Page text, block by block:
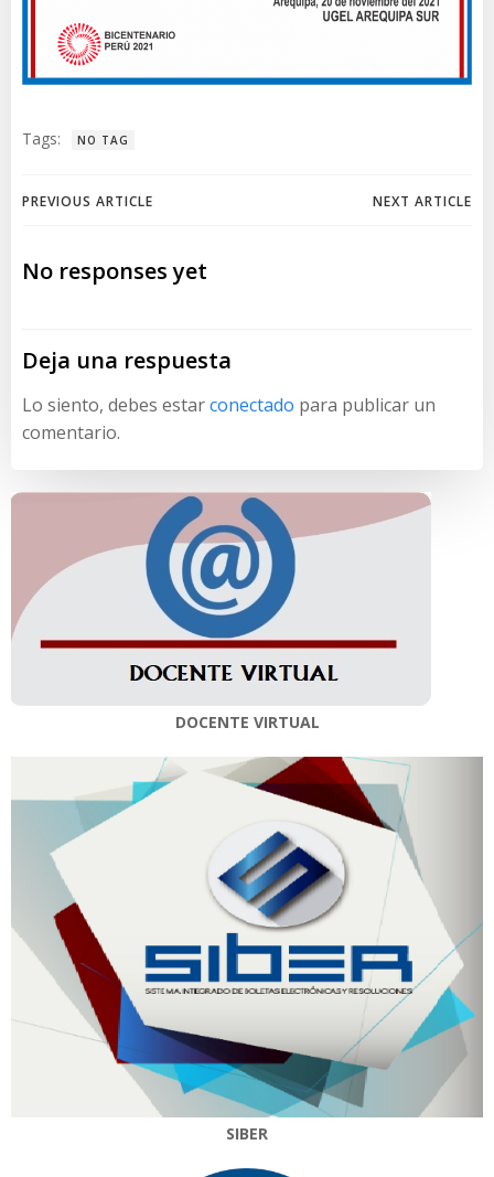
Tags: NO TAG
Navegación
de
PREVIOUS ARTICLE
Navegación
NEXT ARTICLE
No responses yet
Deja una respuesta
Lo siento, debes estarconectado para publicar un
comentario.
DOCENTE VIRTUAL
SIBER